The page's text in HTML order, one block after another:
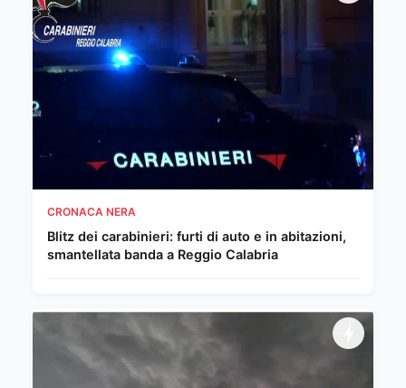
CRONACA NERA
Blitz dei carabinieri: furti di auto e in abitazioni,
smantellata banda a Reggio Calabria